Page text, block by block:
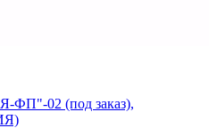
ФП"-02 (под заказ),